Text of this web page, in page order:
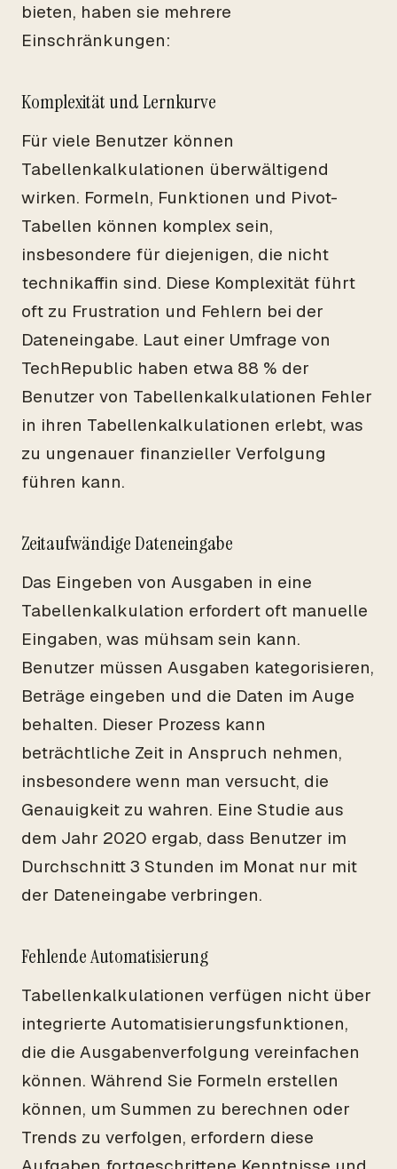
bieten, haben sie mehrere
Einschränkungen:
Komplexität und Lernkurve
Für viele Benutzer können
Tabellenkalkulationen überwältigend
wirken. Formeln, Funktionen und Pivot-
Tabellen können komplex sein,
insbesondere für diejenigen, die nicht
technikaffin sind. Diese Komplexität führt
oft zu Frustration und Fehlern bei der
Dateneingabe. Laut einer Umfrage von
TechRepublic haben etwa 88 % der
Benutzer von Tabellenkalkulationen Fehler
in ihren Tabellenkalkulationen erlebt, was
zu ungenauer finanzieller Verfolgung
führen kann.
Zeitaufwändige Dateneingabe
Das Eingeben von Ausgaben in eine
Tabellenkalkulation erfordert oft manuelle
Eingaben, was mühsam sein kann.
Benutzer müssen Ausgaben kategorisieren,
Beträge eingeben und die Daten im Auge
behalten. Dieser Prozess kann
beträchtliche Zeit in Anspruch nehmen,
insbesondere wenn man versucht, die
Genauigkeit zu wahren. Eine Studie aus
dem Jahr 2020 ergab, dass Benutzer im
Durchschnitt 3 Stunden im Monat nur mit
der Dateneingabe verbringen.
Fehlende Automatisierung
Tabellenkalkulationen verfügen nicht über
integrierte Automatisierungsfunktionen,
die die Ausgabenverfolgung vereinfachen
können. Während Sie Formeln erstellen
können, um Summen zu berechnen oder
Trends zu verfolgen, erfordern diese